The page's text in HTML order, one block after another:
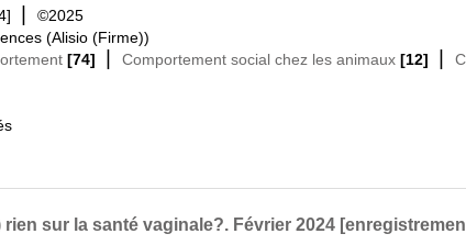
|
©2025
(Alisio (Firme))
[74] | Comportement social chez les animaux [12] |
sur la santé vaginale?. Février 2024